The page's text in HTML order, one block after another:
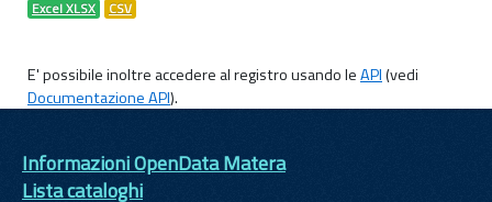
Excel XLSX CSV
E' possibile inoltre accedere al registro usando leAPI(vedi
Documentazione API).
Informazioni OpenData Matera
Lista cataloghi